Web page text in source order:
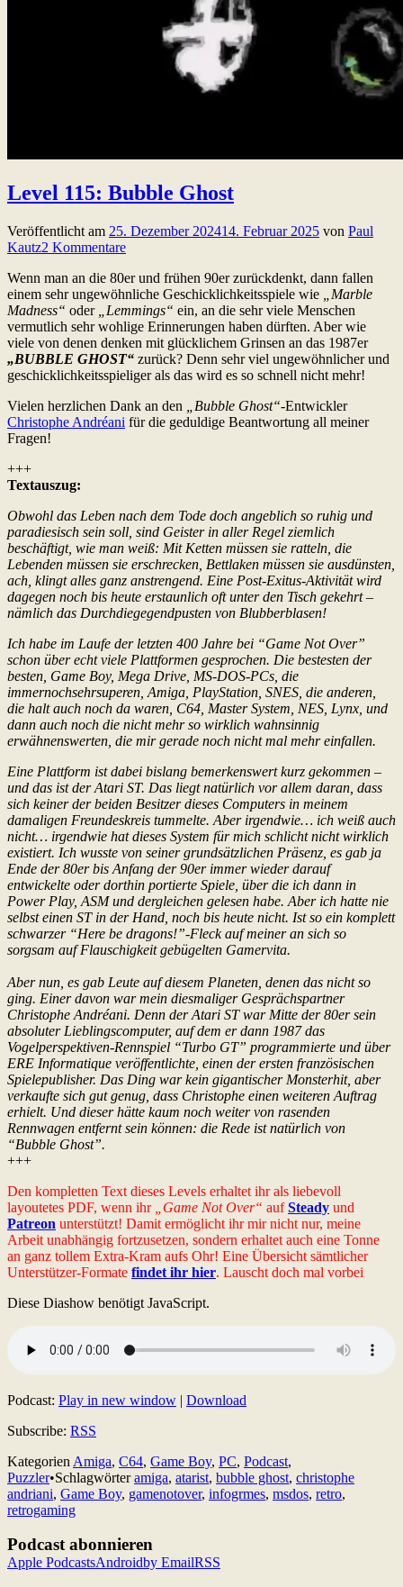
Level 115: Bubble Ghost
Veröffentlicht am 25. Dezember 202414. Februar 2025 von Paul
Kautz2 Kommentare
Wenn man an die 80er und frühen 90er zurückdenkt, dann fallen
einem sehr ungewöhnliche Geschicklichkeitsspiele wie
„Marble
Madness“ oder „Lemmings“ ein, an die sehr viele Menschen
vermutlich sehr wohlige Erinnerungen haben dürften. Aber wie
viele von denen denken mit glücklichem Grinsen an das 1987er
„BUBBLE GHOST“ zurück? Denn sehr viel ungewöhnlicher und
geschicklichkeitsspieliger als das wird es so schnell nicht mehr!
Vielen herzlichen Dank an den
„Bubble Ghost“-Entwickler
Christophe Andréani für die geduldige Beantwortung all meiner
Fragen!
+++
Textauszug:
Obwohl das Leben nach dem Tode doch angeblich so ruhig und
paradiesisch sein soll, sind Geister in aller Regel ziemlich
beschäftigt, wie man weiß: Mit Ketten müssen sie ratteln, die
Lebenden müssen sie erschrecken, Bettlaken müssen sie ausdünsten,
ach, klingt alles ganz anstrengend. Eine Post-Exitus-Aktivität wird
dagegen noch bis heute erstaunlich oft unter den Tisch gekehrt –
nämlich das Durchdiegegendpusten von Blubberblasen!
Ich habe im Laufe der letzten 400 Jahre bei “Game Not Over”
schon über echt viele Plattformen gesprochen. Die bestesten der
besten, Game Boy, Mega Drive, MS-DOS-PCs, die
immernochsehrsuperen, Amiga, PlayStation, SNES, die anderen,
die halt auch noch da waren, C64, Master System, NES, Lynx, und
dann auch noch die nicht mehr so wirklich wahnsinnig
erwähnenswerten, die mir gerade noch nicht mal mehr einfallen.
Eine Plattform ist dabei bislang bemerkenswert kurz gekommen –
und das ist der Atari ST. Das liegt natürlich vor allem daran, dass
sich keiner der beiden Besitzer dieses Computers in meinem
damaligen Freundeskreis tummelte. Aber irgendwie… ich weiß auch
nicht… irgendwie hat dieses System für mich schlicht nicht wirklich
existiert. Ich wusste von seiner grundsätzlichen Präsenz, es gab ja
Ende der 80er bis Anfang der 90er immer wieder darauf
entwickelte oder dorthin portierte Spiele, über die ich dann in
Power Play, ASM und dergleichen gelesen habe. Aber ich hatte nie
selbst einen ST in der Hand, noch bis heute nicht. Ist so ein komplett
schwarzer “Here be dragons!”-Fleck auf meiner an sich so
sorgsam auf Flauschigkeit gebügelten Gamervita.
Aber nun, es gab Leute auf diesem Planeten, denen das nicht so
ging. Einer davon war mein diesmaliger Gesprächspartner
Christophe Andréani. Denn der Atari ST war Mitte der 80er sein
absoluter Lieblingscomputer, auf dem er dann 1987 das
Vogelperspektiven-Rennspiel “Turbo GT” programmierte und über
ERE Informatique veröffentlichte, einen der ersten französischen
Spielepublisher. Das Ding war kein gigantischer Monsterhit, aber
verkaufte sich gut genug, dass Christophe einen weiteren Auftrag
erhielt. Und dieser hätte kaum noch weiter von rasenden
Rennwagen entfernt sein können: die Rede ist natürlich von
“Bubble Ghost”.
+++
Den kompletten Text dieses Levels erhaltet ihr als liebevoll
layoutetes PDF, wenn ihr
„Game Not Over“ aufSteady und
Patreon unterstützt! Damit ermöglicht ihr mir nicht nur, meine
Arbeit unabhängig fortzusetzen, sondern erhaltet auch eine Tonne
an ganz tollem Extra-Kram aufs Ohr! Eine Übersicht sämtlicher
Unterstützer-Formate findet ihr hier. Lauscht doch mal vorbei
Diese Diashow benötigt JavaScript.
Podcast: Play in new window | Download
Subscribe: RSS
Kategorien Amiga, C64, Game Boy, PC, Podcast,
Puzzler•Schlagwörteramiga, atarist, bubble ghost, christophe
andriani, Game Boy, gamenotover, infogrmes, msdos, retro,
retrogaming
Podcast abonnieren
Apple PodcastsAndroidby EmailRSS